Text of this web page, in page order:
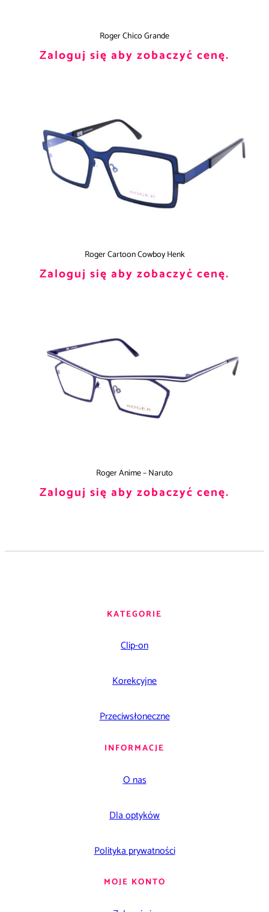
Roger Chico Grande
Zaloguj się aby zobaczyć cenę.
Roger Cartoon Cowboy Henk
Zaloguj się aby zobaczyć cenę.
Roger Anime – Naruto
Zaloguj się aby zobaczyć cenę.
KATEGORIE
Clip-on
Korekcyjne
Przeciwsłoneczne
INFORMACJE
O nas
Dla optyków
Polityka prywatności
MOJE KONTO